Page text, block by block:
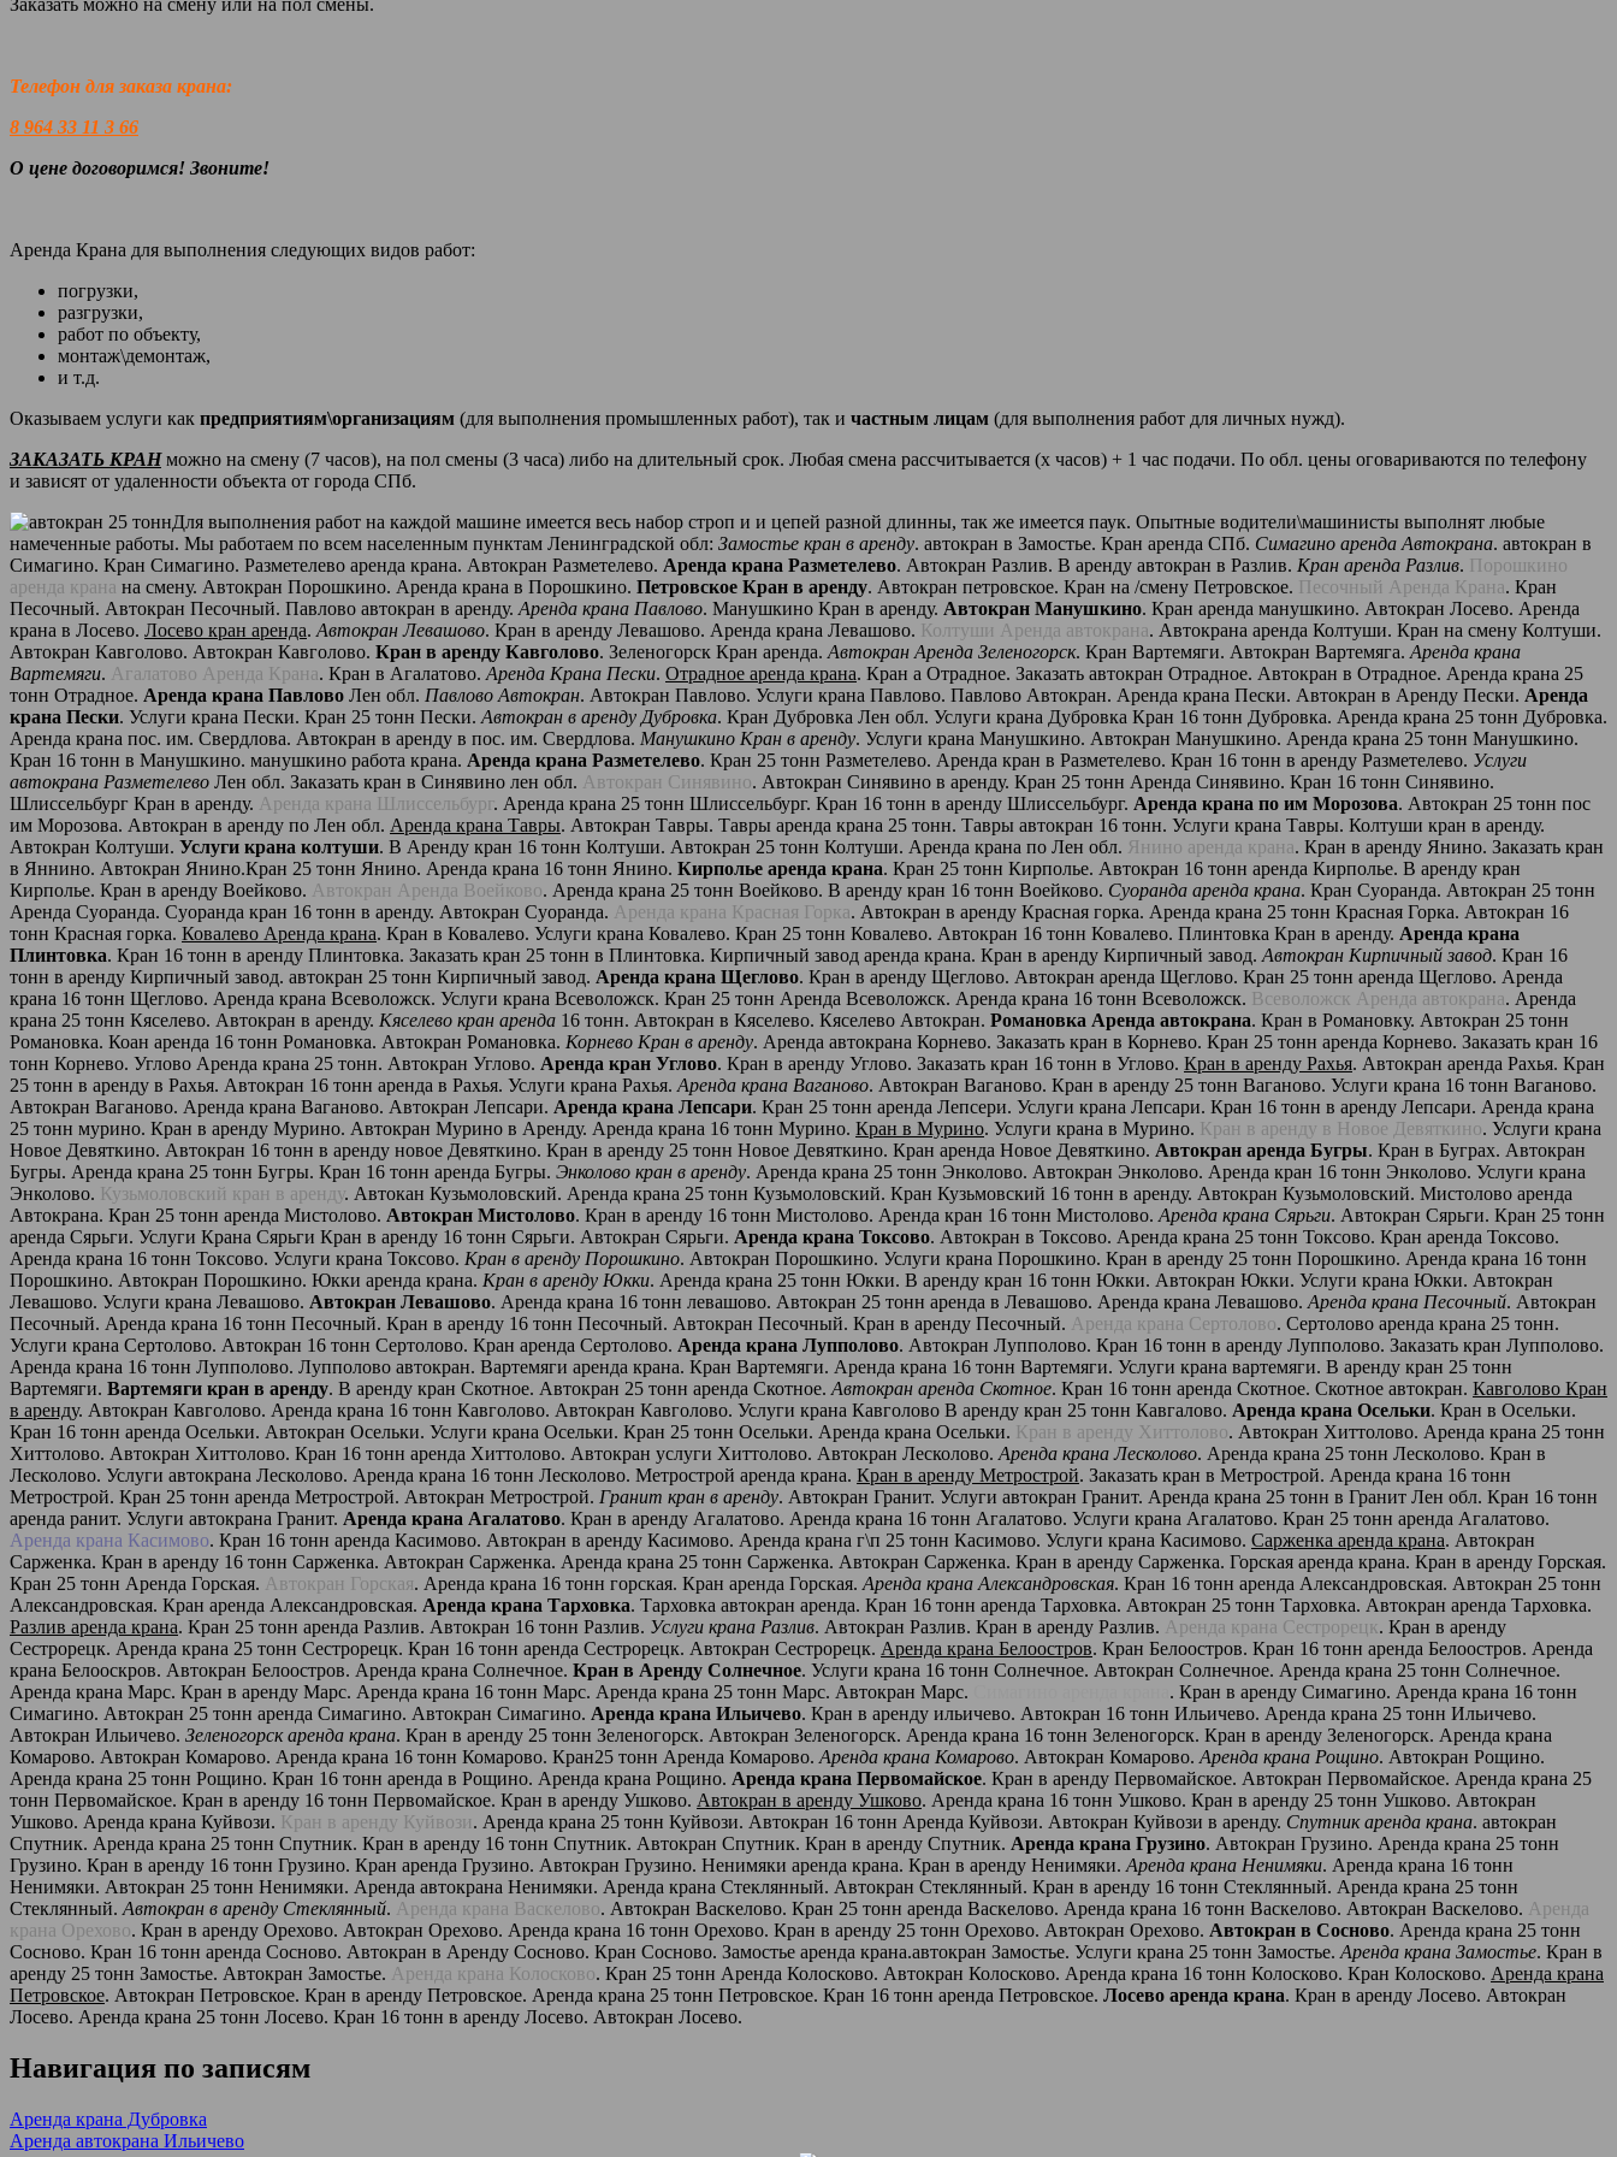
Телефон для заказа крана:
8 964 33 11 3 66
О цене договоримся! Звоните!
Аренда Крана для выполнения следующих видов работ:
погрузки,
разгрузки,
работ по объекту,
монтаж\демонтаж,
и т.д.
Оказываем услуги как предприятиям\организациям (для выполнения промышленных работ), так и частным лицам (для выполнения работ для личных нужд).
ЗАКАЗАТЬ КРАНможно на смену (7 часов), на пол смены (3 часа) либо на длительный срок. Любая смена рассчитывается (х часов) + 1 час подачи. По обл. цены оговариваются по телефону
и зависят от удаленности объекта от города СПб.
Для выполнения работ на каждой машине имеется весь набор строп и и цепей разной длинны, так же имеется паук. Опытные водители\машинисты выполнят любые
намеченные работы. Мы работаем по всем населенным пунктам Ленинградской обл: Замостье кран в аренду. автокран в Замостье. Кран аренда СПб. Симагино аренда Автокрана. автокран в
Симагино. Кран Симагино. Разметелево аренда крана. Автокран Разметелево. Аренда крана Разметелево. Автокран Разлив. В аренду автокран в Разлив. Кран аренда Разлив. Порошкино
аренда крана на смену. Автокран Порошкино. Аренда крана в Порошкино. Петровское Кран в аренду. Автокран петровское. Кран на /смену Петровское. Песочный Аренда Крана. Кран
Песочный. Автокран Песочный. Павлово автокран в аренду. Аренда крана Павлово. Манушкино Кран в аренду. Автокран Манушкино. Кран аренда манушкино. Автокран Лосево. Аренда
крана в Лосево. Лосево кран аренда. Автокран Левашово. Кран в аренду Левашово. Аренда крана Левашово. Колтуши Аренда автокрана. Автокрана аренда Колтуши. Кран на смену Колтуши.
Автокран Кавголово. Автокран Кавголово. Кран в аренду Кавголово. Зеленогорск Кран аренда. Автокран Аренда Зеленогорск. Кран Вартемяги. Автокран Вартемяга. Аренда крана
Вартемяги. Агалатово Аренда Крана. Кран в Агалатово. Аренда Крана Пески. Отрадное аренда крана. Кран а Отрадное. Заказать автокран Отрадное. Автокран в Отрадное. Аренда крана 25
тонн Отрадное. Аренда крана Павлово Лен обл. Павлово Автокран. Автокран Павлово. Услуги крана Павлово. Павлово Автокран. Аренда крана Пески. Автокран в Аренду Пески. Аренда
крана Пески. Услуги крана Пески. Кран 25 тонн Пески. Автокран в аренду Дубровка. Кран Дубровка Лен обл. Услуги крана Дубровка Кран 16 тонн Дубровка. Аренда крана 25 тонн Дубровка.
Аренда крана пос. им. Свердлова. Автокран в аренду в пос. им. Свердлова. Манушкино Кран в аренду. Услуги крана Манушкино. Автокран Манушкино. Аренда крана 25 тонн Манушкино.
Кран 16 тонн в Манушкино. манушкино работа крана. Аренда крана Разметелево. Кран 25 тонн Разметелево. Аренда кран в Разметелево. Кран 16 тонн в аренду Разметелево. Услуги
автокрана Разметелево Лен обл. Заказать кран в Синявино лен обл. Автокран Синявино. Автокран Синявино в аренду. Кран 25 тонн Аренда Синявино. Кран 16 тонн Синявино.
Шлиссельбург Кран в аренду. Аренда крана Шлиссельбург. Аренда крана 25 тонн Шлиссельбург. Кран 16 тонн в аренду Шлиссельбург. Аренда крана по им Морозова. Автокран 25 тонн пос
им Морозова. Автокран в аренду по Лен обл. Аренда крана Тавры. Автокран Тавры. Тавры аренда крана 25 тонн. Тавры автокран 16 тонн. Услуги крана Тавры. Колтуши кран в аренду.
Автокран Колтуши. Услуги крана колтуши. В Аренду кран 16 тонн Колтуши. Автокран 25 тонн Колтуши. Аренда крана по Лен обл. Янино аренда крана. Кран в аренду Янино. Заказать кран
в Яннино. Автокран Янино.Кран 25 тонн Янино. Аренда крана 16 тонн Янино. Кирполье аренда крана. Кран 25 тонн Кирполье. Автокран 16 тонн аренда Кирполье. В аренду кран
Кирполье. Кран в аренду Воейково. Автокран Аренда Воейково. Аренда крана 25 тонн Воейково. В аренду кран 16 тонн Воейково. Суоранда аренда крана. Кран Суоранда. Автокран 25 тонн
Аренда Суоранда. Суоранда кран 16 тонн в аренду. Автокран Суоранда. Аренда крана Красная Горка. Автокран в аренду Красная горка. Аренда крана 25 тонн Красная Горка. Автокран 16
тонн Красная горка. Ковалево Аренда крана. Кран в Ковалево. Услуги крана Ковалево. Кран 25 тонн Ковалево. Автокран 16 тонн Ковалево. Плинтовка Кран в аренду. Аренда крана
Плинтовка. Кран 16 тонн в аренду Плинтовка. Заказать кран 25 тонн в Плинтовка. Кирпичный завод аренда крана. Кран в аренду Кирпичный завод. Автокран Кирпичный завод. Кран 16
тонн в аренду Кирпичный завод. автокран 25 тонн Кирпичный завод. Аренда крана Щеглово. Кран в аренду Щеглово. Автокран аренда Щеглово. Кран 25 тонн аренда Щеглово. Аренда
крана 16 тонн Щеглово. Аренда крана Всеволожск. Услуги крана Всеволожск. Кран 25 тонн Аренда Всеволожск. Аренда крана 16 тонн Всеволожск. Всеволожск Аренда автокрана. Аренда
крана 25 тонн Кяселево. Автокран в аренду. Кяселево кран аренда 16 тонн. Автокран в Кяселево. Кяселево Автокран. Романовка Аренда автокрана. Кран в Романовку. Автокран 25 тонн
Романовка. Коан аренда 16 тонн Романовка. Автокран Романовка. Корнево Кран в аренду. Аренда автокрана Корнево. Заказать кран в Корнево. Кран 25 тонн аренда Корнево. Заказать кран 16
тонн Корнево. Углово Аренда крана 25 тонн. Автокран Углово. Аренда кран Углово. Кран в аренду Углово. Заказать кран 16 тонн в Углово. Кран в аренду Рахья. Автокран аренда Рахья. Кран
25 тонн в аренду в Рахья. Автокран 16 тонн аренда в Рахья. Услуги крана Рахья. Аренда крана Ваганово. Автокран Ваганово. Кран в аренду 25 тонн Ваганово. Услуги крана 16 тонн Ваганово.
Автокран Ваганово. Аренда крана Ваганово. Автокран Лепсари. Аренда крана Лепсари. Кран 25 тонн аренда Лепсери. Услуги крана Лепсари. Кран 16 тонн в аренду Лепсари. Аренда крана
25 тонн мурино. Кран в аренду Мурино. Автокран Мурино в Аренду. Аренда крана 16 тонн Мурино. Кран в Мурино. Услуги крана в Мурино. Кран в аренду в Новое Девяткино. Услуги крана
Новое Девяткино. Автокран 16 тонн в аренду новое Девяткино. Кран в аренду 25 тонн Новое Девяткино. Кран аренда Новое Девяткино. Автокран аренда Бугры. Кран в Буграх. Автокран
Бугры. Аренда крана 25 тонн Бугры. Кран 16 тонн аренда Бугры. Энколово кран в аренду. Аренда крана 25 тонн Энколово. Автокран Энколово. Аренда кран 16 тонн Энколово. Услуги крана
Энколово. Кузьмоловский кран в аренду. Автокан Кузьмоловский. Аренда крана 25 тонн Кузьмоловский. Кран Кузьмовский 16 тонн в аренду. Автокран Кузьмоловский. Мистолово аренда
Автокрана. Кран 25 тонн аренда Мистолово. Автокран Мистолово. Кран в аренду 16 тонн Мистолово. Аренда кран 16 тонн Мистолово. Аренда крана Сярьги. Автокран Сярьги. Кран 25 тонн
аренда Сярьги. Услуги Крана Сярьги Кран в аренду 16 тонн Сярьги. Автокран Сярьги. Аренда крана Токсово. Автокран в Токсово. Аренда крана 25 тонн Токсово. Кран аренда Токсово.
Аренда крана 16 тонн Токсово. Услуги крана Токсово. Кран в аренду Порошкино. Автокран Порошкино. Услуги крана Порошкино. Кран в аренду 25 тонн Порошкино. Аренда крана 16 тонн
Порошкино. Автокран Порошкино. Юкки аренда крана. Кран в аренду Юкки. Аренда крана 25 тонн Юкки. В аренду кран 16 тонн Юкки. Автокран Юкки. Услуги крана Юкки. Автокран
Левашово. Услуги крана Левашово. Автокран Левашово. Аренда крана 16 тонн левашово. Автокран 25 тонн аренда в Левашово. Аренда крана Левашово. Аренда крана Песочный. Автокран
Песочный. Аренда крана 16 тонн Песочный. Кран в аренду 16 тонн Песочный. Автокран Песочный. Кран в аренду Песочный. Аренда крана Сертолово. Сертолово аренда крана 25 тонн.
Услуги крана Сертолово. Автокран 16 тонн Сертолово. Кран аренда Сертолово. Аренда крана Лупполово. Автокран Лупполово. Кран 16 тонн в аренду Лупполово. Заказать кран Лупполово.
Аренда крана 16 тонн Лупполово. Лупполово автокран. Вартемяги аренда крана. Кран Вартемяги. Аренда крана 16 тонн Вартемяги. Услуги крана вартемяги. В аренду кран 25 тонн
Вартемяги. Вартемяги кран в аренду. В аренду кран Скотное. Автокран 25 тонн аренда Скотное. Автокран аренда Скотное. Кран 16 тонн аренда Скотное. Скотное автокран. Кавголово Кран
в аренду. Автокран Кавголово. Аренда крана 16 тонн Кавголово. Автокран Кавголово. Услуги крана Кавголово В аренду кран 25 тонн Кавгалово. Аренда крана Осельки. Кран в Осельки.
Кран 16 тонн аренда Осельки. Автокран Осельки. Услуги крана Осельки. Кран 25 тонн Осельки. Аренда крана Осельки. Кран в аренду Хиттолово. Автокран Хиттолово. Аренда крана 25 тонн
Хиттолово. Автокран Хиттолово. Кран 16 тонн аренда Хиттолово. Автокран услуги Хиттолово. Автокран Лесколово. Аренда крана Лесколово. Аренда крана 25 тонн Лесколово. Кран в
Лесколово. Услуги автокрана Лесколово. Аренда крана 16 тонн Лесколово. Метрострой аренда крана. Кран в аренду Метрострой. Заказать кран в Метрострой. Аренда крана 16 тонн
Метрострой. Кран 25 тонн аренда Метрострой. Автокран Метрострой. Гранит кран в аренду. Автокран Гранит. Услуги автокран Гранит. Аренда крана 25 тонн в Гранит Лен обл. Кран 16 тонн
аренда ранит. Услуги автокрана Гранит. Аренда крана Агалатово. Кран в аренду Агалатово. Аренда крана 16 тонн Агалатово. Услуги крана Агалатово. Кран 25 тонн аренда Агалатово.
Аренда крана Касимово. Кран 16 тонн аренда Касимово. Автокран в аренду Касимово. Аренда крана г\п 25 тонн Касимово. Услуги крана Касимово. Сарженка аренда крана. Автокран
Сарженка. Кран в аренду 16 тонн Сарженка. Автокран Сарженка. Аренда крана 25 тонн Сарженка. Автокран Сарженка. Кран в аренду Сарженка. Горская аренда крана. Кран в аренду Горская.
Кран 25 тонн Аренда Горская. Автокран Горская. Аренда крана 16 тонн горская. Кран аренда Горская. Аренда крана Александровская. Кран 16 тонн аренда Александровская. Автокран 25 тонн
Александровская. Кран аренда Александровская. Аренда крана Тарховка. Тарховка автокран аренда. Кран 16 тонн аренда Тарховка. Автокран 25 тонн Тарховка. Автокран аренда Тарховка.
Разлив аренда крана. Кран 25 тонн аренда Разлив. Автокран 16 тонн Разлив. Услуги крана Разлив. Автокран Разлив. Кран в аренду Разлив. Аренда крана Сестрорецк. Кран в аренду
Сестрорецк. Аренда крана 25 тонн Сестрорецк. Кран 16 тонн аренда Сестрорецк. Автокран Сестрорецк. Аренда крана Белоостров. Кран Белоостров. Кран 16 тонн аренда Белоостров. Аренда
крана Белооскров. Автокран Белоостров. Аренда крана Солнечное. Кран в Аренду Солнечное. Услуги крана 16 тонн Солнечное. Автокран Солнечное. Аренда крана 25 тонн Солнечное.
Аренда крана Марс. Кран в аренду Марс. Аренда крана 16 тонн Марс. Аренда крана 25 тонн Марс. Автокран Марс.
. Кран в аренду Симагино. Аренда крана 16 тонн
Симагино. Автокран 25 тонн аренда Симагино. Автокран Симагино. Аренда крана Ильичево. Кран в аренду ильичево. Автокран 16 тонн Ильичево. Аренда крана 25 тонн Ильичево.
Автокран Ильичево. Зеленогорск аренда крана. Кран в аренду 25 тонн Зеленогорск. Автокран Зеленогорск. Аренда крана 16 тонн Зеленогорск. Кран в аренду Зеленогорск. Аренда крана
Комарово. Автокран Комарово. Аренда крана 16 тонн Комарово. Кран25 тонн Аренда Комарово. Аренда крана Комарово. Автокран Комарово. Аренда крана Рощино. Автокран Рощино.
Аренда крана 25 тонн Рощино. Кран 16 тонн аренда в Рощино. Аренда крана Рощино. Аренда крана Первомайское. Кран в аренду Первомайское. Автокран Первомайское. Аренда крана 25
тонн Первомайское. Кран в аренду 16 тонн Первомайское. Кран в аренду Ушково. Автокран в аренду Ушково. Аренда крана 16 тонн Ушково. Кран в аренду 25 тонн Ушково. Автокран
Ушково. Аренда крана Куйвози. Кран в аренду Куйвози. Аренда крана 25 тонн Куйвози. Автокран 16 тонн Аренда Куйвози. Автокран Куйвози в аренду. Спутник аренда крана. автокран
Спутник. Аренда крана 25 тонн Спутник. Кран в аренду 16 тонн Спутник. Автокран Спутник. Кран в аренду Спутник. Аренда крана Грузино. Автокран Грузино. Аренда крана 25 тонн
Грузино. Кран в аренду 16 тонн Грузино. Кран аренда Грузино. Автокран Грузино. Ненимяки аренда крана. Кран в аренду Ненимяки. Аренда крана Ненимяки. Аренда крана 16 тонн
Ненимяки. Автокран 25 тонн Ненимяки. Аренда автокрана Ненимяки. Аренда крана Стеклянный. Автокран Стеклянный. Кран в аренду 16 тонн Стеклянный. Аренда крана 25 тонн
Стеклянный. Автокран в аренду Стеклянный. Аренда крана Васкелово. Автокран Васкелово. Кран 25 тонн аренда Васкелово. Аренда крана 16 тонн Васкелово. Автокран Васкелово. Аренда
крана Орехово. Кран в аренду Орехово. Автокран Орехово. Аренда крана 16 тонн Орехово. Кран в аренду 25 тонн Орехово. Автокран Орехово. Автокран в Сосново. Аренда крана 25 тонн
Сосново. Кран 16 тонн аренда Сосново. Автокран в Аренду Сосново. Кран Сосново. Замостье аренда крана.автокран Замостье. Услуги крана 25 тонн Замостье. Аренда крана Замостье. Кран в
аренду 25 тонн Замостье. Автокран Замостье. Аренда крана Колосково. Кран 25 тонн Аренда Колосково. Автокран Колосково. Аренда крана 16 тонн Колосково. Кран Колосково. Аренда крана
Петровское. Автокран Петровское. Кран в аренду Петровское. Аренда крана 25 тонн Петровское. Кран 16 тонн аренда Петровское. Лосево аренда крана. Кран в аренду Лосево. Автокран
Лосево. Аренда крана 25 тонн Лосево. Кран 16 тонн в аренду Лосево. Автокран Лосево.
Навигация по записям
Аренда крана Дубровка
Аренда автокрана Ильичево